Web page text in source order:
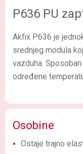
P636 PU
Akfix P636 je
srednjeg modula
vazduha.
određene
Osobine
Ostaje trajno